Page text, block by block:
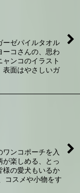
ゼパイルタオル
ーコさんの、思わ
ンコのイラスト
表面はやさしいガ
ンコポーチを入
楽しめる、とっ
様の愛犬もいるか
コスメや小物をす